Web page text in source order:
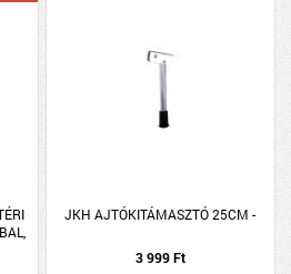
JKH AJTÓKITÁMASZTÓ 25CM -
3 999 Ft